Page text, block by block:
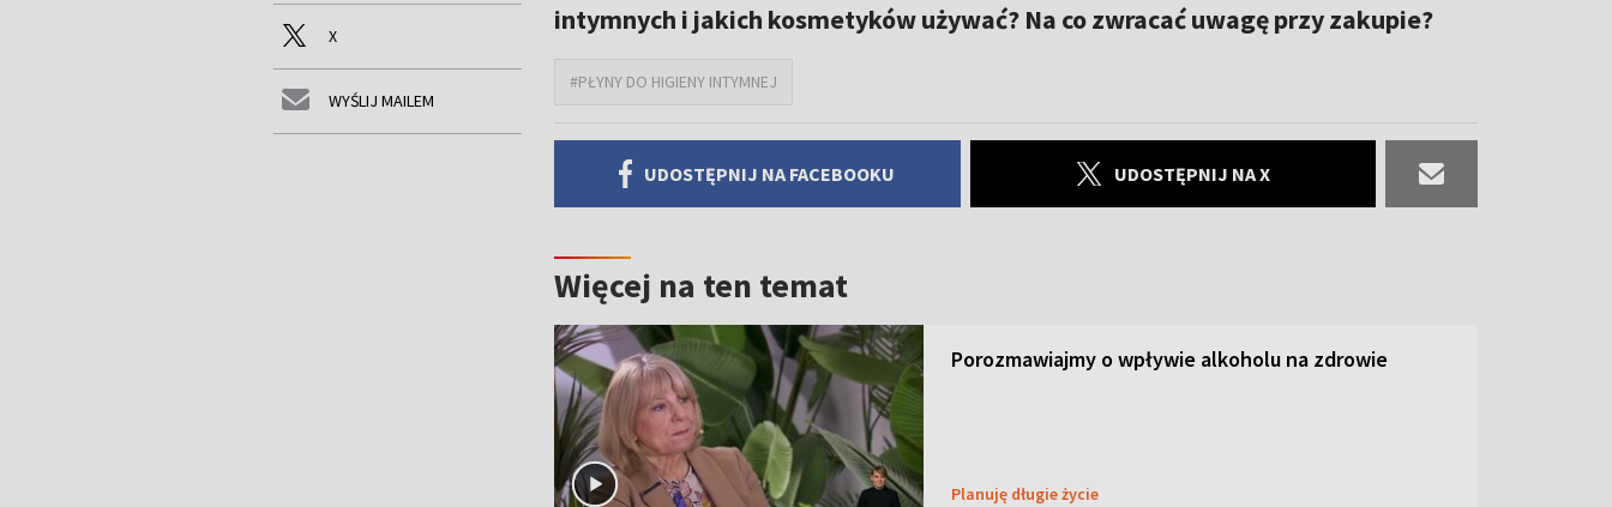
X
WYŚLIJ MAILEM
intymnych i jakich kosmetyków używać? Na co zwracać uwagę przy zakupie?
#PŁYNY DO HIGIENY INTYMNEJ
UDOSTĘPNIJ NA FACEBOOKU UDOSTĘPNIJ NA X
Więcej na ten temat
Porozmawiajmy o wpływie alkoholu na zdrowie
Planuję długie życie